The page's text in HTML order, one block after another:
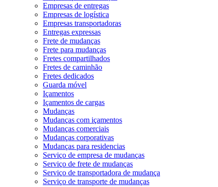
Empresas de entregas
Empresas de logística
Empresas transportadoras
Entregas expressas
Frete de mudanças
Frete para mudanças
Fretes compartilhados
Fretes de caminhão
Fretes dedicados
Guarda móvel
Içamentos
Içamentos de cargas
Mudanças
Mudanças com içamentos
Mudanças comerciais
Mudanças corporativas
Mudanças para residencias
Serviço de empresa de mudanças
Serviço de frete de mudanças
Serviço de transportadora de mudança
Serviço de transporte de mudanças